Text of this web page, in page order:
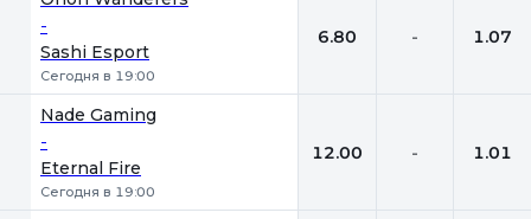
-
Sashi Esport
Сегодня в 19:00
6.80 - 1.07
Nade Gaming
-
Eternal Fire
Сегодня в 19:00
12.00 - 1.01